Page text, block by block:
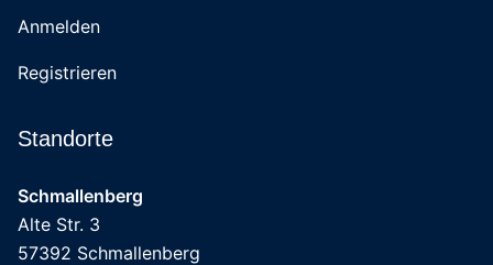
Anmelden
Registrieren
Standorte
Schmallenberg
Alte Str. 3
57392 Schmallenberg